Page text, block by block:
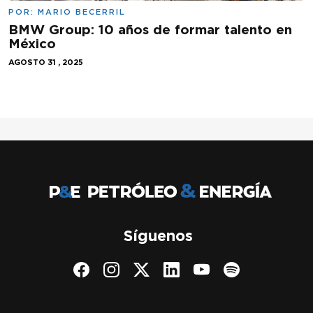
POR: MARIO BECERRIL
BMW Group: 10 años de formar talento en
México
AGOSTO 31 , 2025
Síguenos